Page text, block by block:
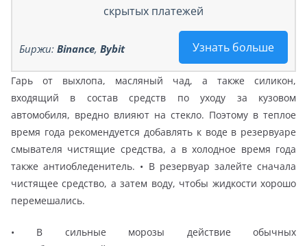
скрытых платежей
Узнать больше
Биржи: Binance, Bybit
Гарь от выхлопа, масляный чад, а также силикон,
входящий в состав средств по уходу за кузовом
автомобиля, вредно влияют на стекло. Поэтому в теплое
время года рекомендуется добавлять к воде в резервуаре
смывателя чистящие средства, а в холодное время года
также антиобледенитель. • В резервуар залейте сначала
чистящее средство, а затем воду, чтобы жидкости хорошо
перемешались.
• В сильные морозы действие обычных